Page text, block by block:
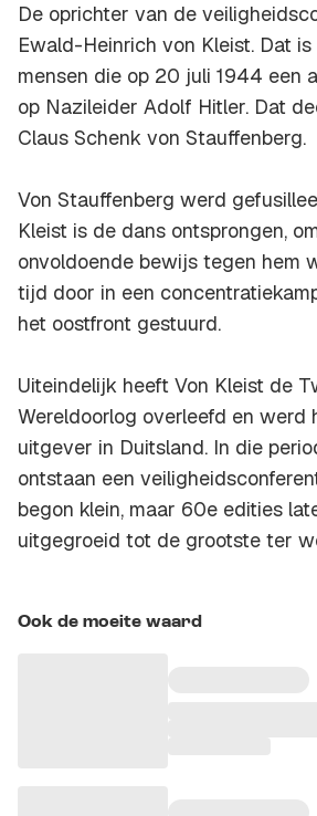
De oprichter van de
Ewald-Heinrich von Kleist. Dat
mensen die op 20 juli 1944 een
op Nazileider Adolf Hitler. Dat
Claus Schenk von Stauffenberg.
Von Stauffenberg werd
Kleist is de dans ontsprongen,
onvoldoende bewijs tegen hem
tijd door in een
het oostfront gestuurd.
Uiteindelijk heeft Von Kleist de
Wereldoorlog overleefd en werd
uitgever in Duitsland. In die
ontstaan een
begon klein, maar 60e edities
uitgegroeid tot de grootste ter
Ook de moeite waard